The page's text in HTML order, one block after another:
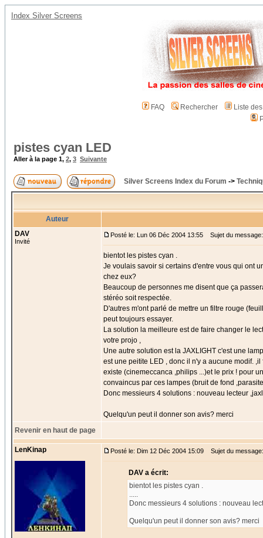
Index Silver Screens
FAQ Rechercher
Liste
pistes cyan LED
Aller à la page 1, 2, 3 Suivante
Silver Screens Index du Forum ->
Auteur
DAV
Invité
Posté le: Lun 06 Déc 2004 13:55 Sujet du
bientot les pistes cyan .
Je voulais savoir si certains d'entre vous qui ont
chez eux?
Beaucoup de personnes me disent que ça
stéréo soit respectée.
D'autres m'ont parlé de mettre un filtre rouge
peut toujours essayer.
La solution la meilleure est de faire changer le
votre projo ,
Une autre solution est la JAXLIGHT c'est une
est une peitite LED , donc il n'y a aucune modif.
existe (cinemeccanca ,philips ...)et le prix ! pour
convaincus par ces lampes (bruit de fond
Donc messieurs 4 solutions : nouveau lecteur
Quelqu'un peut il donner son avis? merci
Revenir en haut de page
LenKinap Posté le: Dim 12 Déc 2004 15:09 Sujet du
DAV a écrit:
bientot les pistes cyan .
.....
Donc messieurs 4 solutions : nouveau
Quelqu'un peut il donner son avis? merci